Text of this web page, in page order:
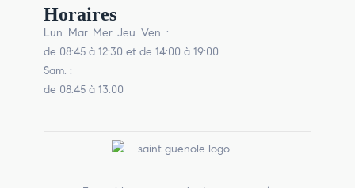
Horaires
Lun. Mar. Mer. Jeu. Ven. :
de 08:45 à 12:30 et de 14:00 à 19:00
Sam. :
de 08:45 à 13:00